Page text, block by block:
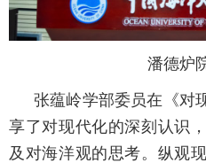
潘德炉
张蕴岭学部委员在《对
享了对现代化的深刻认识
及对海洋观的思考。纵观